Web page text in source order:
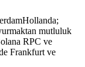
mutluluk
RPC ve
Frankfurt ve